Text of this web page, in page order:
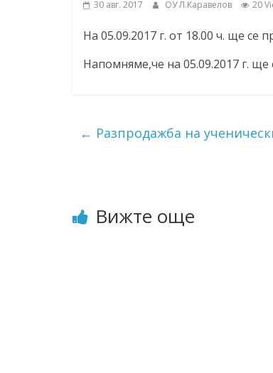
ресурси (ЦРЧР)
30 авг. 2017 ОУ Л.Каравелов 20
На 05.09.2017 г. от 18.00 ч. ще се
Напомняме,че на 05.09.2017 г.
← Разпродажба на
Вижте още